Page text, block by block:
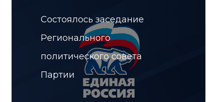
Состоялось заседание
Регионального
политического совета
Партии